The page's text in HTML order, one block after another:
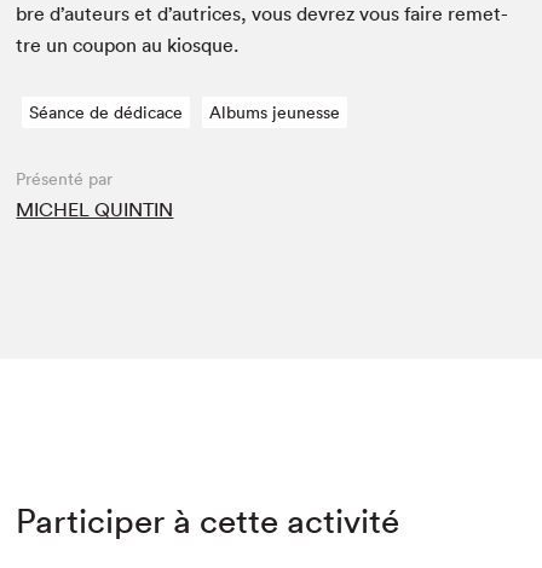
bre d’auteurs et d’autrices, vous devrez vous faire remet­
tre un coupon au kiosque.
Séance de dédicace Albums jeunesse
Présenté par
MICHEL QUINTIN
Participer à cette activité